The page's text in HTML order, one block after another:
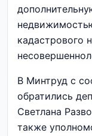
кадастрового
В Минтруд с
обратились
Светлана
также